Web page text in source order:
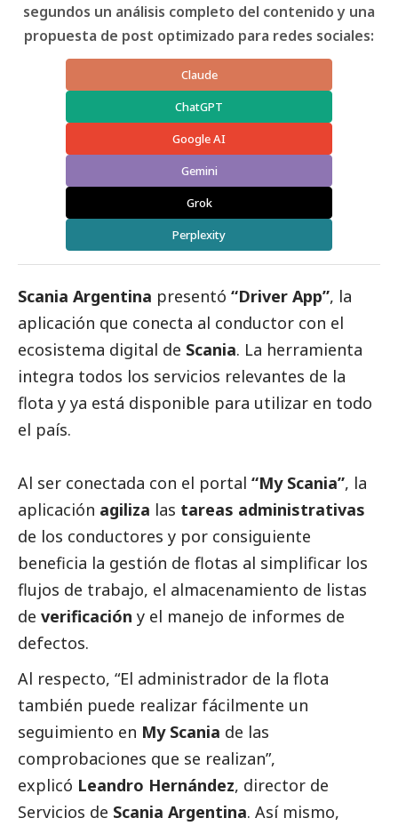
segundos un análisis completo del contenido y una
propuesta de post optimizado para redes sociales:
Claude
ChatGPT
Google AI
Gemini
Grok
Perplexity
Scania Argentina presentó “Driver App”, la
aplicación que conecta al conductor con el
ecosistema digital de Scania. La herramienta
integra todos los servicios relevantes de la
flota y ya está disponible para utilizar en todo
el país.
Al ser conectada con el portal “My Scania”, la
aplicación agiliza las tareas administrativas
de los conductores y por consiguiente
beneficia la gestión de flotas al simplificar los
flujos de trabajo, el almacenamiento de listas
de verificación y el manejo de informes de
defectos.
Al respecto, “El administrador de la flota
también puede realizar fácilmente un
seguimiento en My Scania de las
comprobaciones que se realizan”,
explicó Leandro Hernández, director de
Servicios de Scania Argentina. Así mismo,